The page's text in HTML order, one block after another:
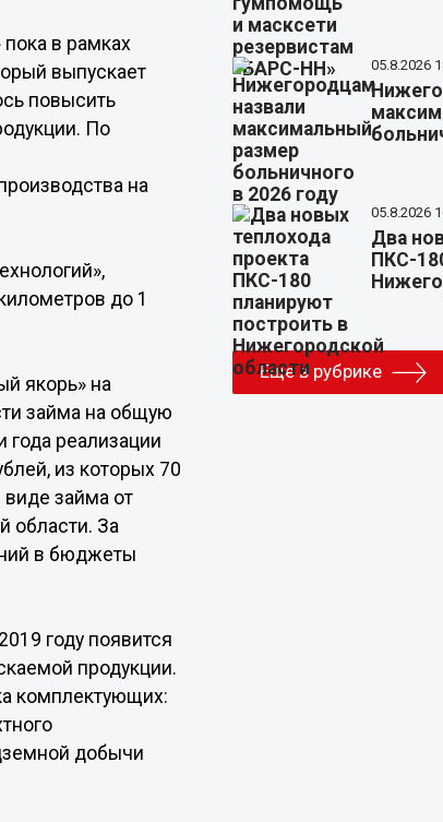
в рамках
выпускает
повысить
По
на
до 1
якорь» на
займа на общую
года реализации
из которых 70
займа от
области. За
в бюджеты
году появится
продукции.
комплектующих:
добычи
05.8.2026
05.8.2026
Два
ПКС-
Еще в рубрике